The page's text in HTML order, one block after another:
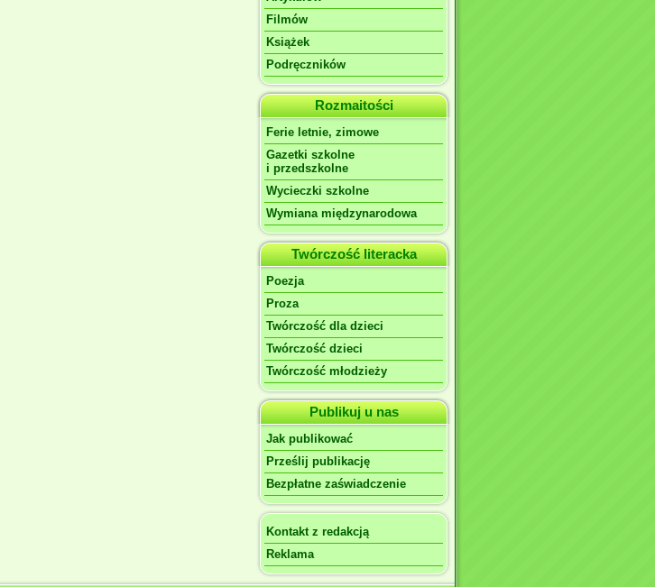
Filmów
Książek
Podręczników
Rozmaitości
Ferie letnie, zimowe
Gazetki szkolne
i przedszkolne
Wycieczki szkolne
Wymiana międzynarodowa
Twórczość literacka
Poezja
Proza
Twórczość dla dzieci
Twórczość dzieci
Twórczość młodzieży
Publikuj u nas
Jak publikować
Prześlij publikację
Bezpłatne zaświadczenie
Kontakt z redakcją
Reklama